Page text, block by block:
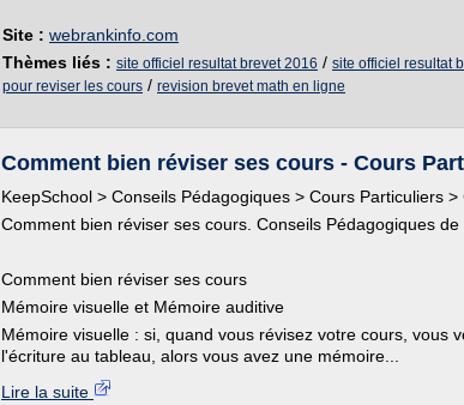
Site : webrankinfo.com
Thèmes liés : site officiel resultat brevet 2016 / site officiel resultat
pour reviser les cours / revision brevet math en ligne
Comment bien réviser ses cours - Cours
KeepSchool > Conseils Pédagogiques > Cours Particuliers
Comment bien réviser ses cours. Conseils Pédagogiques de
Comment bien réviser ses cours
Mémoire visuelle et Mémoire auditive
Mémoire visuelle : si, quand vous révisez votre cours, vous
l'écriture au tableau, alors vous avez une mémoire...
Lire la suite